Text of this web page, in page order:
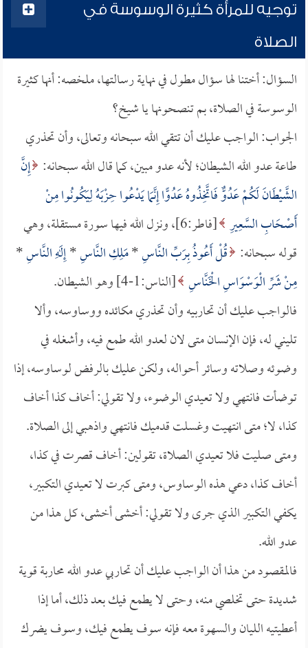
توجيه للمرأة كثيرة الوسوسة في
الصلاة
السؤال: أختنا لها سؤال مطول في نهاية رسالتها، ملخصه: أنها كثيرة
الوسوسة في الصلاة، بم تنصحونها يا شيخ؟
الجواب: الواجب عليك أن تتقي الله سبحانه وتعالى، وأن تحذري
طاعة عدو الله الشيطان؛ لأنه عدو مبين، كما قال الله سبحانه: إِنَّ
الشَّيْطَانَ لَكُمْ عَدُوٌّ فَاتَّخِذُوهُ عَدُوًّا إِنَّمَا يَدْعُوا حِزْبَهُ لِيَكُونُوا مِنْ
أَصْحَابِ السَّعِيرِ
[فاطر:6]، ونزل الله فيها سورة مستقلة، وهي
قوله سبحانه: قُلْ أَعُوذُ بِرَبِّ النَّاسِ*مَلِكِ النَّاسِ*إِلَهِ النَّاسِ*
مِنْ شَرِّ الْوَسْوَاسِ الْخَنَّاسِ [الناس:1-4] وهو الشيطان.
فالواجب عليك أن تحاربيه وأن تحذري مكائده ووساوسه، وألا
تليني له، فإن الإنسان متى لان لعدو الله طمع فيه، وأشغله في
وضوئه وصلاته وسائر أحواله، ولكن عليك بالرفض لوساوسه، إذا
توضأت فانتهي ولا تعيدي الوضوء، ولا تقولي: أخاف كذا أخاف
كذا، لا؛ متى انتهيت وغسلت قدميك فانتهي واذهبي إلى الصلاة.
ومتى صليت فلا تعيدي الصلاة، تقولين: أخاف قصرت في كذا،
أخاف كذا، دعي هذه الوساوس، ومتى كبرت لا تعيدي التكبير،
يكفي التكبير الذي جرى ولا تقولي: أخشى أخشى، كل هذا من
عدو الله.
فالمقصود من هذا أن الواجب عليك أن تحاربي عدو الله محاربة قوية
شديدة حتى تخلصي منه، وحتى لا يطمع فيك بعد ذلك، أما إذا
أعطيتيه الليان والسهوة معه فإنه سوف يطمع فيك، وسوف يضرك